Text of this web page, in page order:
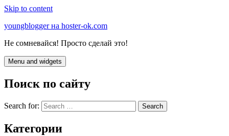
Skip to content
youngblogger на hoster-ok.com
Не сомневайся! Просто сделай это!
Menu and widgets
Поиск по сайту
Search for:
Категории